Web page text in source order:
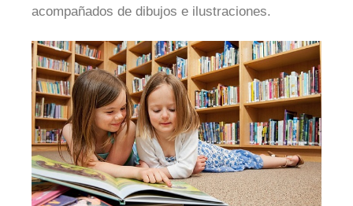
acompañados de dibujos e ilustraciones.